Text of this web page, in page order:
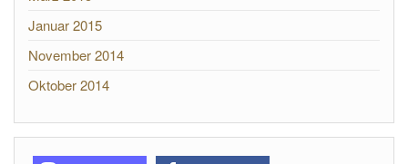
Januar 2015
November 2014
Oktober 2014